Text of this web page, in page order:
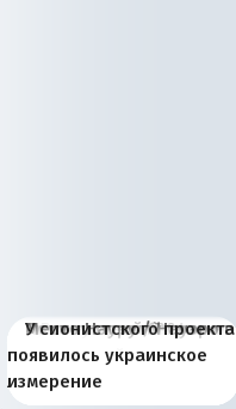
Киевская марионетка
Запада рассказала о
«переобувании» хозяев
В России назрели
перемены: 15 шагов к
суверенной экономике
Миграционный пожар
Европы
Россия начинает
сбрасывать балласт
Анкориджа
Россия зимой 1904
года: первые уступки во
внутренней политике
Русская нация вчера и
сегодня
Почему правый крах в
Варшаве не поможет её
отношениям с Россией?
Место Науру / Науэро в
современной истории
Южной Осетии
У сионистского проекта
появилось украинское
измерение